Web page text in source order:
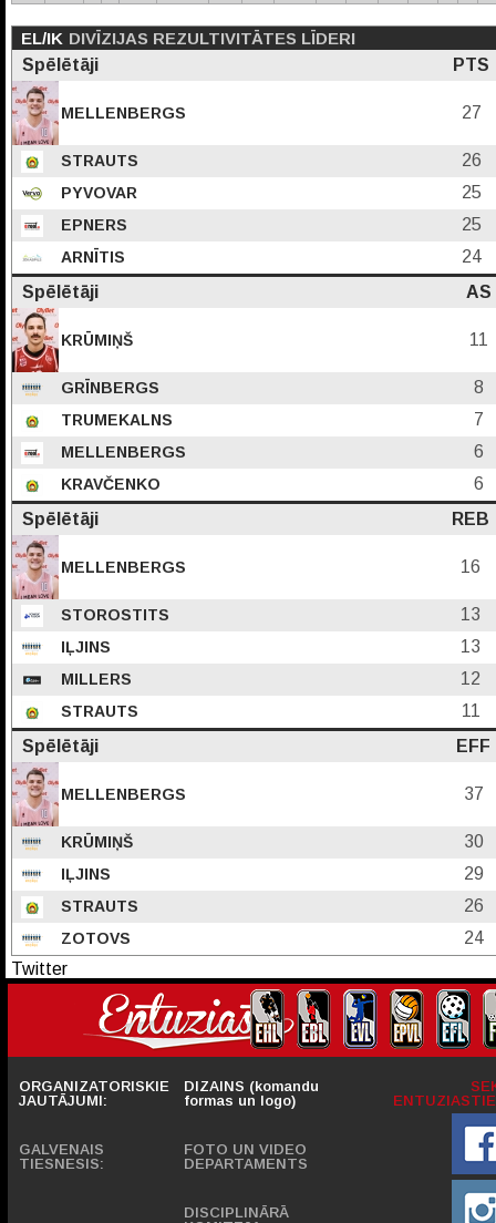
EL/IK DIVĪZIJAS REZULTIVITĀTES LĪDERI
Spēlētāji
PTS
MELLENBERGS 27
STRAUTS 26
PYVOVAR 25
EPNERS 25
ARNĪTIS
24
Spēlētāji
AS
KRŪMIŅŠ 11
GRĪNBERGS 8
TRUMEKALNS 7
MELLENBERGS 6
KRAVČENKO
6
Spēlētāji
REB
MELLENBERGS 16
STOROSTITS 13
IĻJINS 13
MILLERS 12
STRAUTS
11
Spēlētāji
EFF
MELLENBERGS 37
KRŪMIŅŠ 30
IĻJINS 29
STRAUTS 26
ZOTOVS
24
Twitter
ORGANIZATORISKIE
JAUTĀJUMI:
GALVENAIS
TIESNESIS:
DIZAINS (komandu
formas un logo)
FOTO UN VIDEO
DEPARTAMENTS
DISCIPLINĀRĀ